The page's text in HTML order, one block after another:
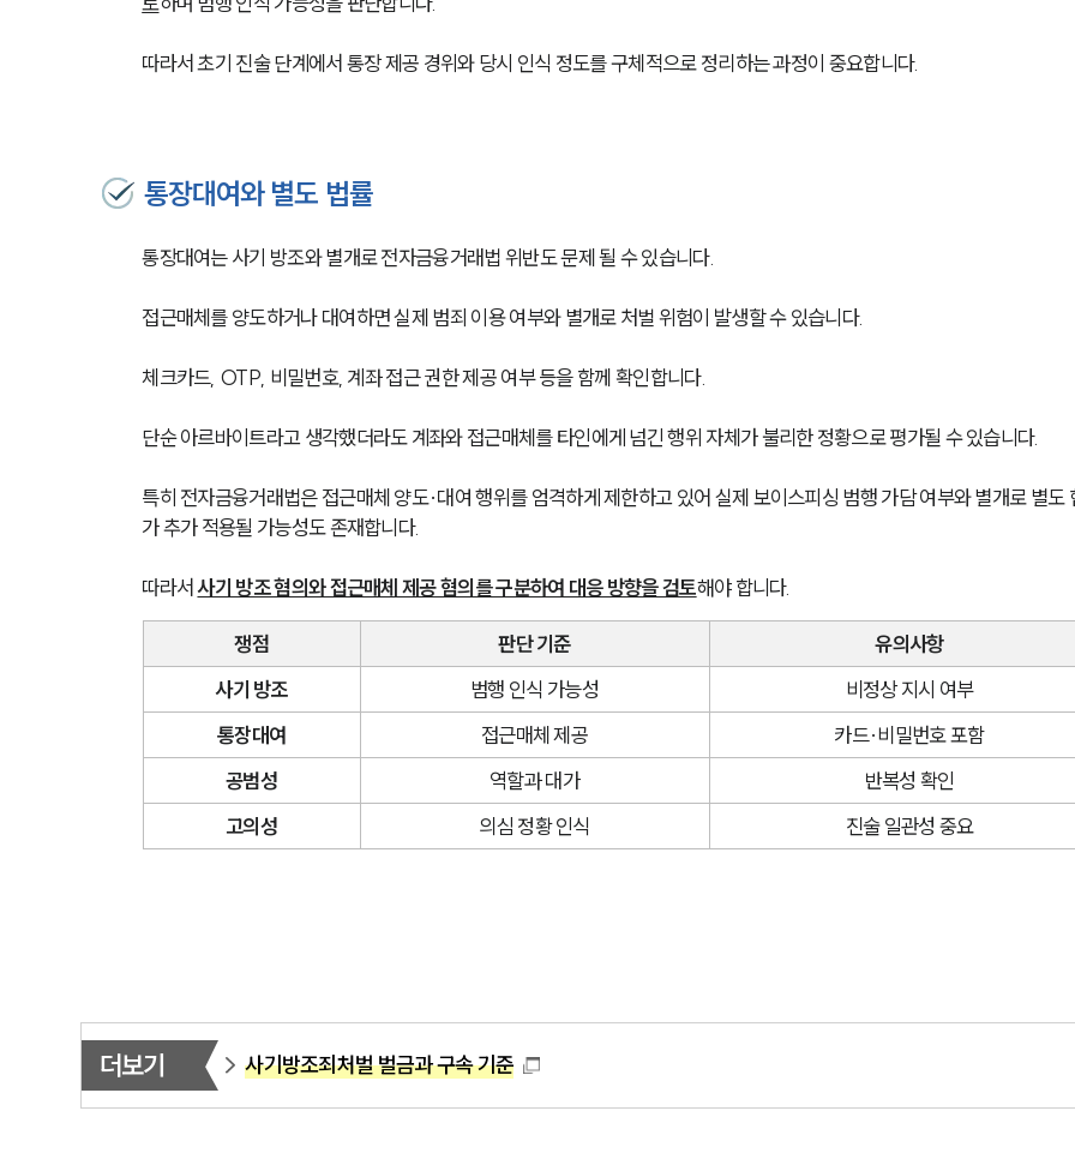
따라서 초기 진술 단계에서 통장 제공 경위와 당시 인식 정도를 구체적으로 정리하는 과정이 중요합니다.
통장대여와 별도 법률
통장대여는 사기 방조와 별개로 전자금융거래법 위반도 문제 될 수 있습니다.
접근매체를 양도하거나 대여하면 실제 범죄 이용 여부와 별개로 처벌 위험이 발생할 수 있습니다.
체크카드, OTP, 비밀번호, 계좌 접근 권한 제공 여부 등을 함께 확인합니다.
단순 아르바이트라고 생각했더라도 계좌와 접근매체를 타인에게 넘긴 행위 자체가 불리한 정황으로 평가될 수 있습니다.
특히 전자금융거래법은 접근매체 양도·대여 행위를 엄격하게 제한하고 있어 실제 보이스피싱 범행 가담 여부와 별개로 별도
가 추가 적용될 가능성도 존재합니다.
따라서 사기 방조 혐의와 접근매체 제공 혐의를 구분하여 대응 방향을 검토해야 합니다.
쟁점 판단 기준
유의사항
사기 방조
범행 인식 가능성
비정상 지시 여부
통장대여
접근매체 제공
카드·비밀번호 포함
공범성
역할과 대가
반복성 확인
고의성
의심 정황 인식 진술 일관성 중요
더보기 사기방조죄처벌 벌금과 구속 기준